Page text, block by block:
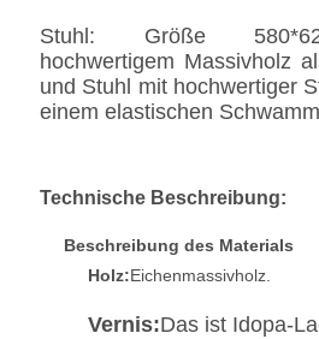
Stuhl: Größe
hochwertigem Massivholz
und Stuhl mit hochwertiger
einem elastischen
Technische Beschreibung:
Beschreibung des Materials
Holz:Eichenmassivholz.
Vernis:Das ist Idopa-